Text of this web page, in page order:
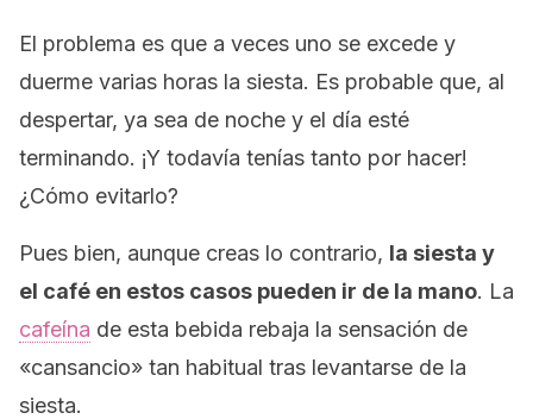
El problema es que a veces uno se excede y
duerme varias horas la siesta. Es probable que, al
despertar, ya sea de noche y el día esté
terminando. ¡Y todavía tenías tanto por hacer!
¿Cómo evitarlo?
Pues bien, aunque creas lo contrario, la siesta y
el café en estos casos pueden ir de la mano. La
cafeína de esta bebida rebaja la sensación de
«cansancio» tan habitual tras levantarse de la
siesta.